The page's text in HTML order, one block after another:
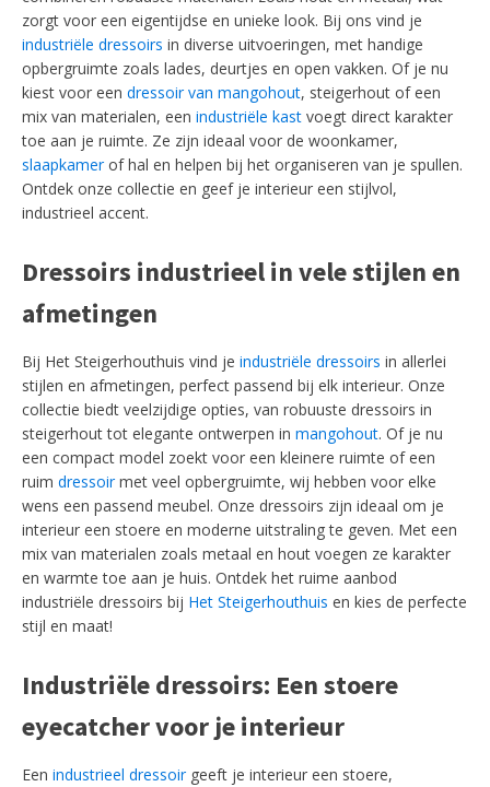
zorgt voor een eigentijdse en unieke look. Bij ons vind je
industriële dressoirs in diverse uitvoeringen, met handige
opbergruimte zoals lades, deurtjes en open vakken. Of je nu
kiest voor een dressoir van mangohout, steigerhout of een
mix van materialen, een industriële kast voegt direct karakter
toe aan je ruimte. Ze zijn ideaal voor de woonkamer,
slaapkamerof hal en helpen bij het organiseren van je spullen.
Ontdek onze collectie en geef je interieur een stijlvol,
industrieel accent.
Dressoirs industrieel in vele stijlen en
afmetingen
Bij Het Steigerhouthuis vind je industriële dressoirs in allerlei
stijlen en afmetingen, perfect passend bij elk interieur. Onze
collectie biedt veelzijdige opties, van robuuste dressoirs in
steigerhout tot elegante ontwerpen in mangohout. Of je nu
een compact model zoekt voor een kleinere ruimte of een
ruim dressoirmet veel opbergruimte, wij hebben voor elke
wens een passend meubel. Onze dressoirs zijn ideaal om je
interieur een stoere en moderne uitstraling te geven. Met een
mix van materialen zoals metaal en hout voegen ze karakter
en warmte toe aan je huis. Ontdek het ruime aanbod
industriële dressoirs bij Het Steigerhouthuis en kies de perfecte
stijl en maat!
Industriële dressoirs: Een stoere
eyecatcher voor je interieur
Een industrieel dressoirgeeft je interieur een stoere,